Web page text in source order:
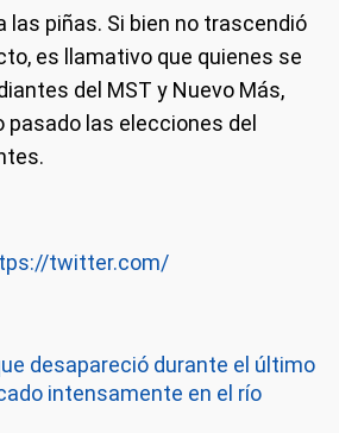
las piñas. Si bien no trascendió
es llamativo que quienes se
del MST y Nuevo Más,
pasado las elecciones del
twitter.com/
desapareció durante el último
intensamente en el río